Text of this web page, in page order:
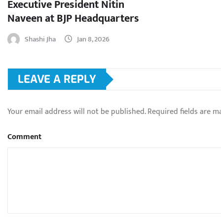
Executive President Nitin
Naveen at BJP Headquarters
Shashi Jha Jan 8, 2026
LEAVE A REPLY
Your email address will not be published.Required fields are
Comment